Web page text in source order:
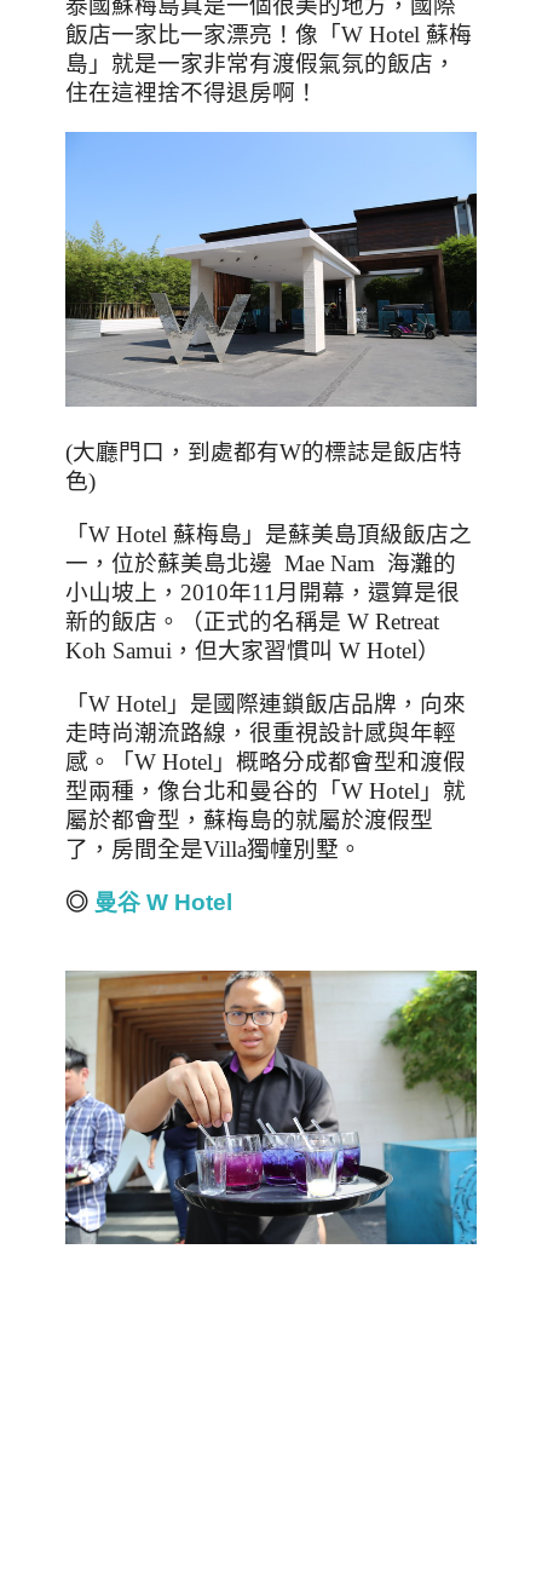
泰國蘇梅島真是一個很美的地方，國際
飯店一家比一家漂亮！像「 W Hotel 蘇梅
島」就是一家非常有渡假氣氛的飯店，
住在這裡捨不得退房啊！
(大廳門口，到處都有W的標誌是飯店特
色)
「W Hotel 蘇梅島」是蘇美島頂級飯店之
一，位於蘇美島北邊 Mae Nam 海灘的
小山坡上， 2010年11 月開幕，還算是很
新的飯店。（正式的名稱是 W Retreat
Koh Samui ，但大家習慣叫 W Hotel）
「W Hotel 」是國際連鎖飯店品牌，向來
走時尚潮流路線，很重視設計感與年輕
感。「W Hotel 」概略分成都會型和渡假
型兩種，像台北和曼谷的「W Hotel 」就
屬於都會型，蘇梅島的就屬於渡假型
了，房間全是Villa獨幢別墅。
◎ 曼谷W Hotel